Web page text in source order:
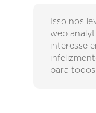
Isso nos
web
interesse
para